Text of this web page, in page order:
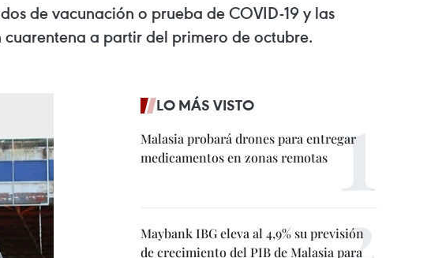
de vacunación o prueba de COVID-19 y las
cuarentena a partir del primero de octubre.
LO MÁS VISTO
Malasia probará drones para entregar
medicamentos en zonas remotas
Maybank IBG eleva al 4,9% su previsión
de crecimiento del PIB de Malasia para